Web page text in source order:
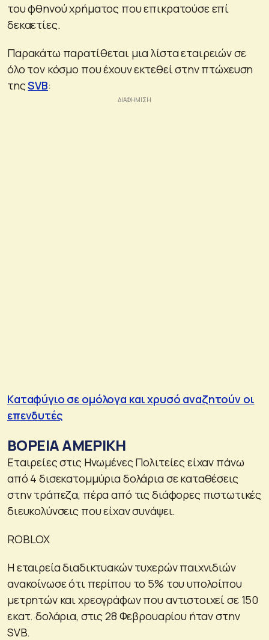
του φθηνού χρήματος που επικρατούσε επί
δεκαετίες.
Παρακάτω παρατίθεται μια λίστα εταιρειών σε
όλο τον κόσμο που έχουν εκτεθεί στην πτώχευση
τηςSVB:
Kαταφύγιο σε ομόλογα και χρυσό αναζητούν οι
επενδυτές
ΒΟΡΕΙΑ ΑΜΕΡΙΚΗ
Εταιρείες στις Ηνωμένες Πολιτείες είχαν πάνω
από 4 δισεκατομμύρια δολάρια σε καταθέσεις
στην τράπεζα, πέρα από τις διάφορες πιστωτικές
διευκολύνσεις που είχαν συνάψει.
ROBLOX
Η εταιρεία διαδικτυακών τυχερών παιχνιδιών
ανακοίνωσε ότι περίπου το 5% του υπολοίπου
μετρητών και χρεογράφων που αντιστοιχεί σε 150
εκατ. δολάρια, στις 28 Φεβρουαρίου ήταν στην
SVB.